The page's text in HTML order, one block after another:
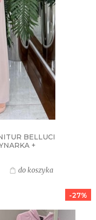
BELLUCI
+
do koszyka
-27%